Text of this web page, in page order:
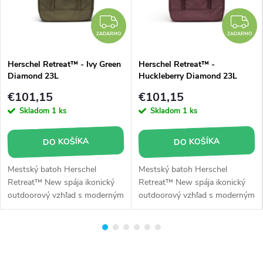
i
s
t
a
n
a
b
ZADARMO
ZADARMO
Herschel Retreat™ - Ivy Green
Diamond 23L
€101,15
Skladom 1 ks
DO KOŠÍKA
Mestský batoh Herschel
Retreat™ New spája ikonický
outdoorový vzhľad s moderným
vybavením pre každodenné
ZADARMO
Herschel Retreat™ -
Huckleberry Diamond 23L
€101,15
Skladom 1 ks
DO KOŠÍKA
Mestský batoh Herschel
Retreat™ New spája ikonický
outdoorový vzhľad s moderným
vybavením pre každodenné
polstrovanú fleecovú